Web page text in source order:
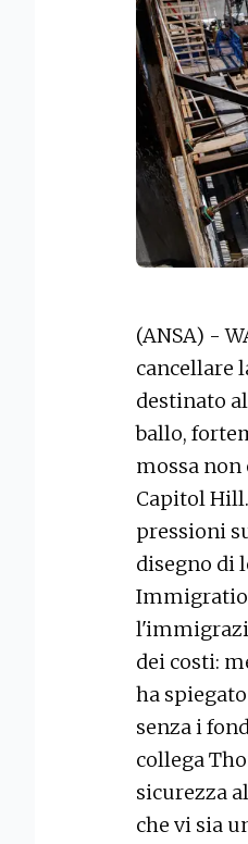
(ANSA) -
cancellare
destinato
ballo,
mossa
Capitol
pressioni
disegno di
dei costi:
ha
senza i
collega
sicurezza
che vi sia